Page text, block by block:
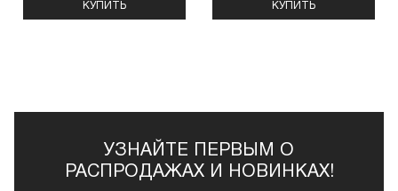
КУПИТЬ КУПИТЬ
УЗНАЙТЕ ПЕРВЫМ О
РАСПРОДАЖАХ И НОВИНКАХ!